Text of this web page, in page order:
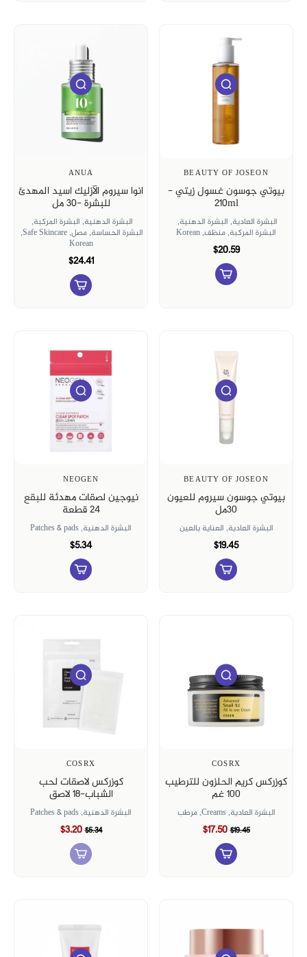
BEAUTY OF JOSEON
بيوتي جوسون غسول زيتي -
210ml
البشرة العادية, البشرة الدهنية,
البشرة المركبة,منظف,Korean
$20.59
ANUA
انوا سيروم الآزليك اسيد المهدئ
للبشرة -30 مل
البشرة الدهنية, البشرة المركبة,
البشرة الحساسة,مصل,Safe Skincare,
Korean
$24.41
BEAUTY OF JOSEON
بيوتي جوسون سيروم للعيون
٣٠مل
البشرة العادية, العناية بالعين
$19.45
NEOGEN
نيوجين لصقات مهدئة للبقع
24 قطعة
البشرة الدهنية,Patches & pads
$5.34
COSRX
كوزركس كريم الحلزون للترطيب
١٠٠ غم
البشرة العادية,Creams, مرطب
$19.45
$17.50
COSRX
كوزركس لاصقات لحب
الشباب-١٨ لاصق
البشرة الدهنية,Patches & pads
$5.34
$3.20